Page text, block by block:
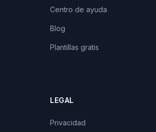
Centro de ayuda
Blog
Plantillas gratis
LEGAL
Privacidad